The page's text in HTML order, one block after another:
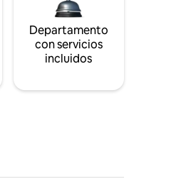
Departamento
con servicios
incluidos